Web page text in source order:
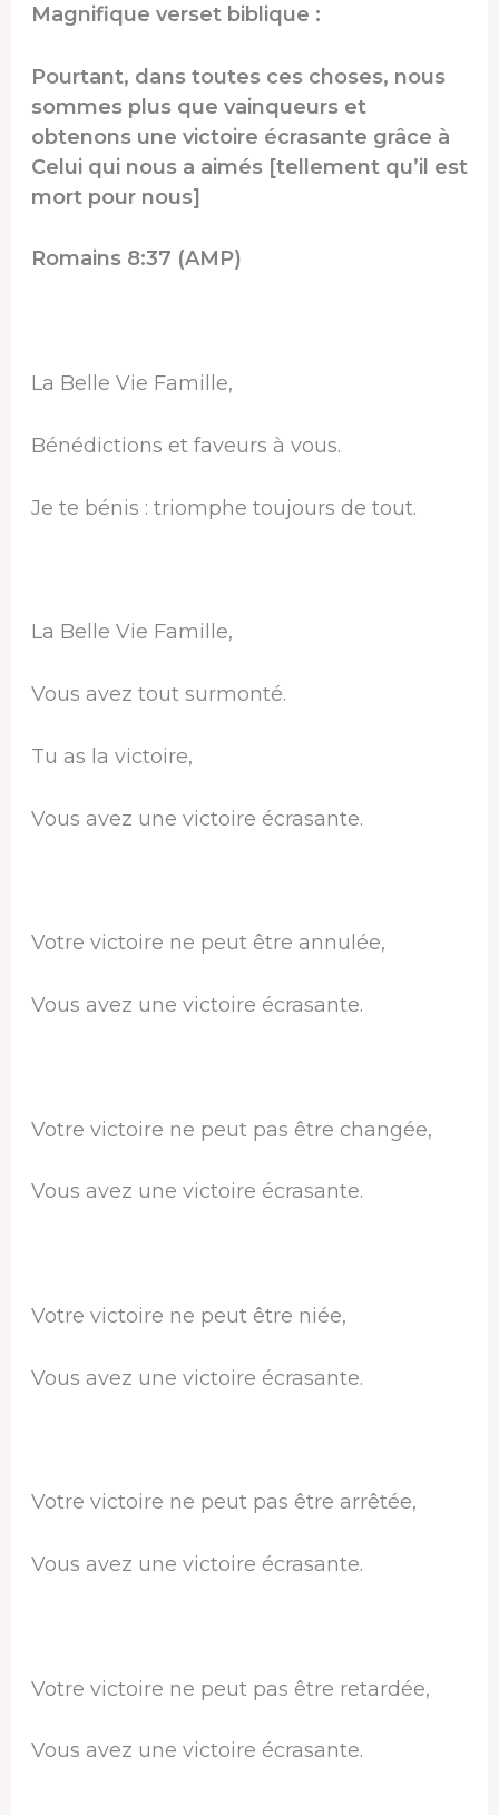
Magnifique verset biblique :
Pourtant, dans toutes ces choses, nous
sommes plus que vainqueurs et
obtenons une victoire écrasante grâce à
Celui qui nous a aimés [tellement qu’il est
mort pour nous]
Romains 8:37 (AMP)
La Belle Vie Famille,
Bénédictions et faveurs à vous.
Je te bénis : triomphe toujours de tout.
La Belle Vie Famille,
Vous avez tout surmonté.
Tu as la victoire,
Vous avez une victoire écrasante.
Votre victoire ne peut être annulée,
Vous avez une victoire écrasante.
Votre victoire ne peut pas être changée,
Vous avez une victoire écrasante.
Votre victoire ne peut être niée,
Vous avez une victoire écrasante.
Votre victoire ne peut pas être arrêtée,
Vous avez une victoire écrasante.
Votre victoire ne peut pas être retardée,
Vous avez une victoire écrasante.